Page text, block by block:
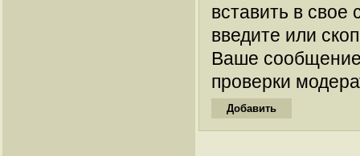
вставить в
введите или
Ваше
проверки